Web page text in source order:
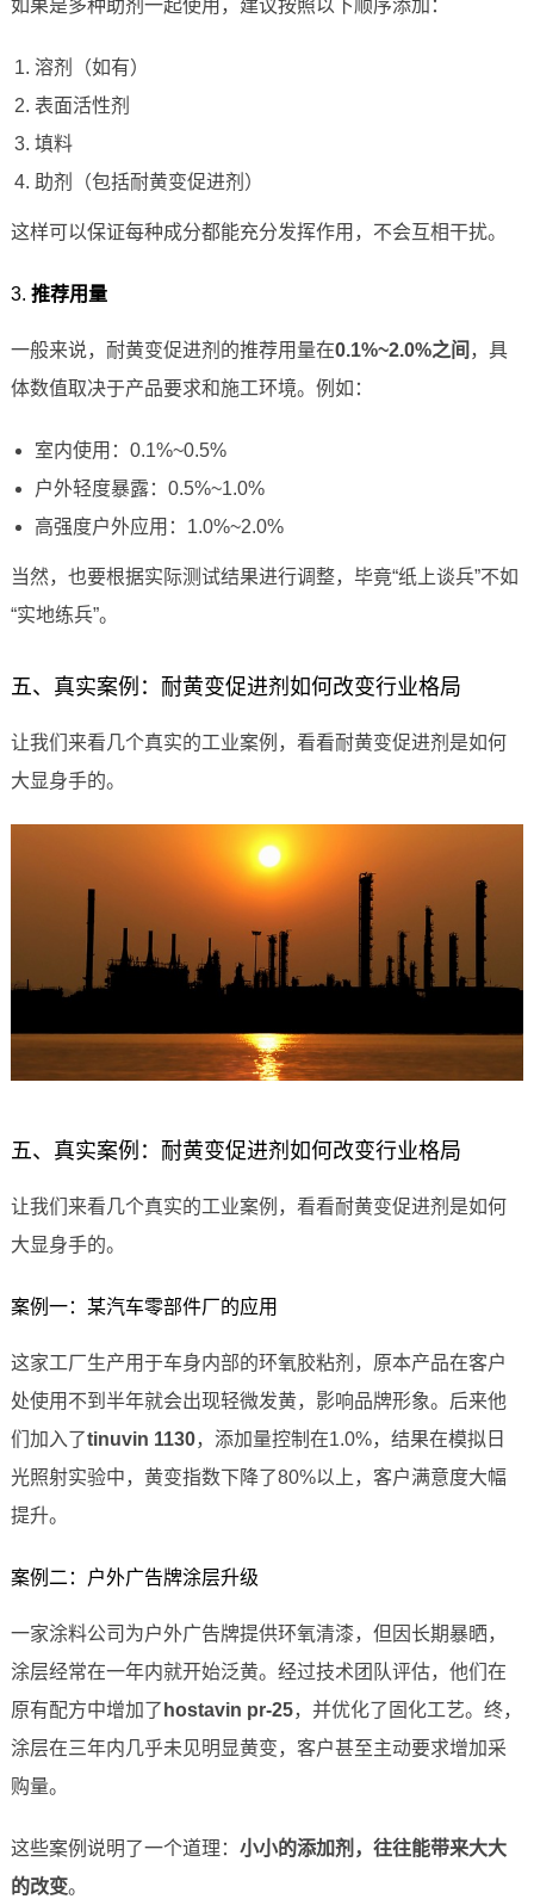
如果是多种助剂一起使用，建议按照以下顺序添加：
溶剂（如有）
表面活性剂
填料
助剂（包括耐黄变促进剂）
这样可以保证每种成分都能充分发挥作用，不会互相干扰。
3. 推荐用量
一般来说，耐黄变促进剂的推荐用量在0.1%~2.0%之间 ，具
体数值取决于产品要求和施工环境。例如：
室内使用：0.1%~0.5%
户外轻度暴露：0.5%~1.0%
高强度户外应用：1.0%~2.0%
当然，也要根据实际测试结果进行调整，毕竟“纸上谈兵”不如
“实地练兵”。
五、真实案例：耐黄变促进剂如何改变行业格局
让我们来看几个真实的工业案例，看看耐黄变促进剂是如何
大显身手的。
五、真实案例：耐黄变促进剂如何改变行业格局
让我们来看几个真实的工业案例，看看耐黄变促进剂是如何
大显身手的。
案例一：某汽车零部件厂的应用
这家工厂生产用于车身内部的环氧胶粘剂，原本产品在客户
处使用不到半年就会出现轻微发黄，影响品牌形象。后来他
们加入了tinuvin 1130，添加量控制在1.0%，结果在模拟日
光照射实验中，黄变指数下降了80%以上，客户满意度大幅
提升。
案例二：户外广告牌涂层升级
一家涂料公司为户外广告牌提供环氧清漆，但因长期暴晒，
涂层经常在一年内就开始泛黄。经过技术团队评估，他们在
原有配方中增加了 hostavin pr-25，并优化了固化工艺。终，
涂层在三年内几乎未见明显黄变，客户甚至主动要求增加采
购量。
这些案例说明了一个道理： 小小的添加剂，往往能带来大大
的改变。